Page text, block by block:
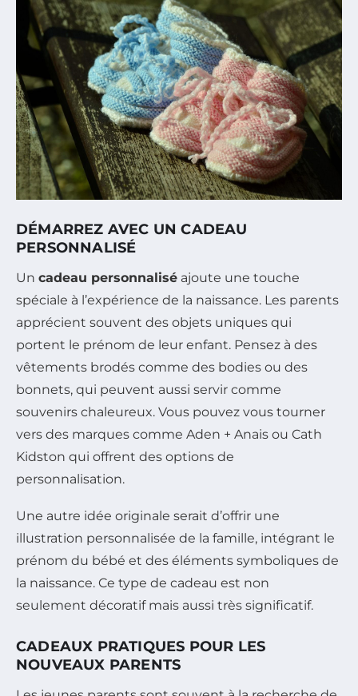
DÉMARREZ AVEC UN CADEAU
PERSONNALISÉ
Un cadeau personnalisé ajoute une touche
spéciale à l’expérience de la naissance. Les parents
apprécient souvent des objets uniques qui
portent le prénom de leur enfant. Pensez à des
vêtements brodés comme des bodies ou des
bonnets, qui peuvent aussi servir comme
souvenirs chaleureux. Vous pouvez vous tourner
vers des marques comme Aden + Anais ou Cath
Kidston qui offrent des options de
personnalisation.
Une autre idée originale serait d’offrir une
illustration personnalisée de la famille, intégrant le
prénom du bébé et des éléments symboliques de
la naissance. Ce type de cadeau est non
seulement décoratif mais aussi très significatif.
CADEAUX PRATIQUES POUR LES
NOUVEAUX PARENTS